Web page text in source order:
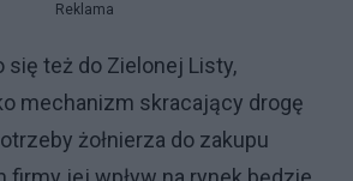
Reklama
się też do Zielonej Listy,
mechanizm skracający drogę
żołnierza do zakupu